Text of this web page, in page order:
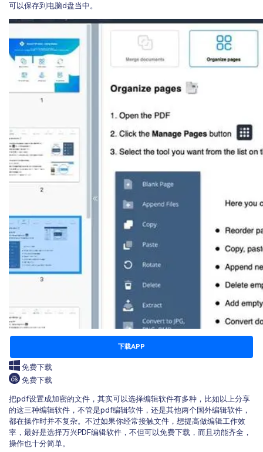
可以保存到电脑d盘当中。
下载APP
免费下载
免费下载
把pdf设置成加密的文件，其实可以选择编辑软件有多种，比如以上分享
的这三种编辑软件，不管是pdf编辑软件，还是其他两个国外编辑软件，
都在操作时并不复杂。不过如果你经常接触文件，想提高做编辑工作效
率，最好是选择万兴PDF编辑软件，不但可以免费下载，而且功能齐全，
操作也十分简单。